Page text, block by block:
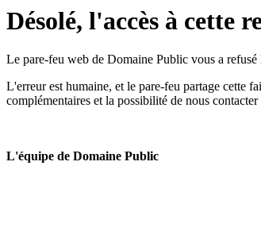
Désolé, l'accès à cette
Le pare-feu web de Domaine Public vous a refusé
L'erreur est humaine, et le pare-feu partage cette
complémentaires et la possibilité de nous
L'équipe de Domaine Public